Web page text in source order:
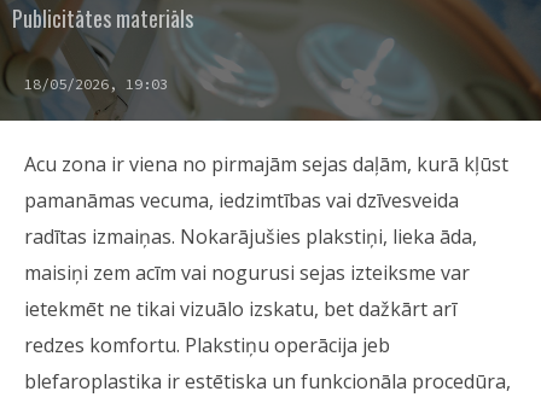
Publicitātes materiāls
18/05/2026, 19:03
Acu zona ir viena no pirmajām sejas daļām, kurā kļūst
pamanāmas vecuma, iedzimtības vai dzīvesveida
radītas izmaiņas. Nokarājušies plakstiņi, lieka āda,
maisiņi zem acīm vai nogurusi sejas izteiksme var
ietekmēt ne tikai vizuālo izskatu, bet dažkārt arī
redzes komfortu. Plakstiņu operācija jeb
blefaroplastika ir estētiska un funkcionāla procedūra,